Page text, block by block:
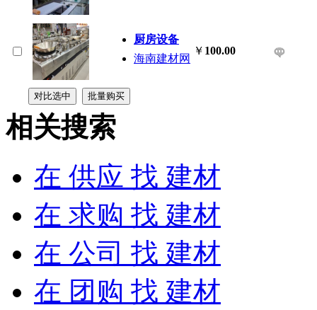
厨房设备
海南建材网
￥ 100.00
相关搜索
在 供应 找 建材
在 求购 找 建材
在 公司 找 建材
在 团购 找 建材